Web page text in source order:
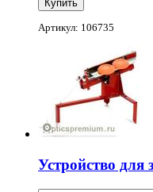
Артикул: 106735
Устройство для